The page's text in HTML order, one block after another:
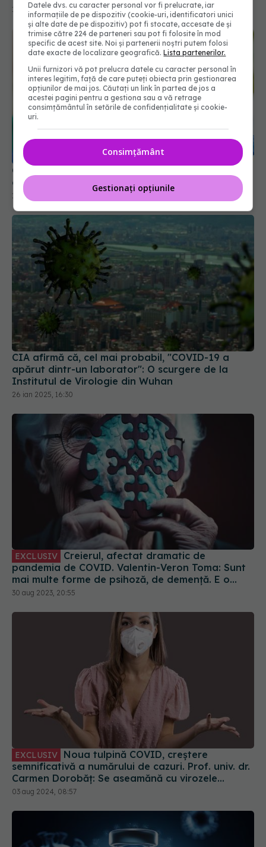
Cum au fost afectați diabeticii de COVID. Ce s-a
aflat abia acum
19 apr 2024, 11:45
CIA afirmă că, cel mai probabil, "COVID-19 a
apărut dintr-un laborator": O scurgere de la
Institutul de Virologie din Wuhan
26 ian 2025, 16:30
pandemia de COVID. Valentin-Veron Toma: Sunt
mai multe forme de psihoză, de demență. E o
accelerare a unor fenomene care păreau să fie
într-un ritm mai lent
EXCLUSIV
semnificativă a numărului de cazuri. Prof. univ. dr.
Carmen Dorobăț: Se aseamănă cu virozele
respiratorii. Nu necesită tratament simptomatic
Datele dvs. cu caracter personal vor fi prelucrate, iar
informațiile de pe dispozitiv (cookie-uri, identificatori unici
și alte date de pe dispozitiv) pot fi stocate, accesate de și
trimise către 224 de parteneri sau pot fi folosite în mod
specific de acest site. Noi și partenerii noștri putem folosi
date exacte de localizare geografică.Lista partenerilor.
Unii furnizori vă pot prelucra datele cu caracter personal în
interes legitim, față de care puteți obiecta prin gestionarea
opțiunilor de mai jos. Căutați un link în partea de jos a
acestei pagini pentru a gestiona sau a vă retrage
consimțământul în setările de confidențialitate și cookie-
uri.
Consimțământ
Gestionați opțiunile